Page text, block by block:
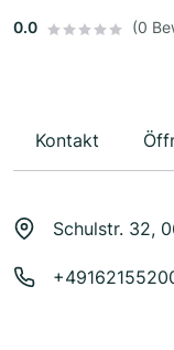
0.0 (0
Kontakt
Schulstr. 32,